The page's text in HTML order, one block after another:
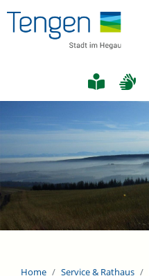
Home Service & Rathaus